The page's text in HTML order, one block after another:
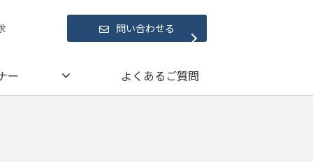
問い合わせる
ー よくあるご質問